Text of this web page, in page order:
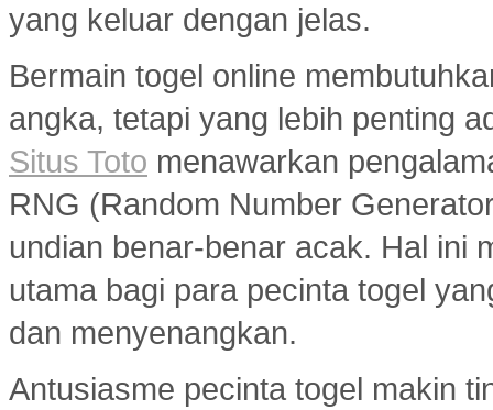
yang keluar dengan jelas.
Bermain togel online
angka, tetapi yang lebih penting
Situs Toto menawarkan
RNG (Random Number
undian benar-benar acak. Hal ini
utama bagi para pecinta togel
dan menyenangkan.
Antusiasme pecinta togel makin